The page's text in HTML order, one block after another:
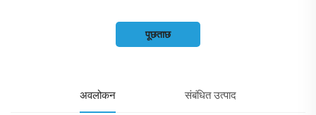
पूछताछ
अवलोकन संबंधित उत्पाद